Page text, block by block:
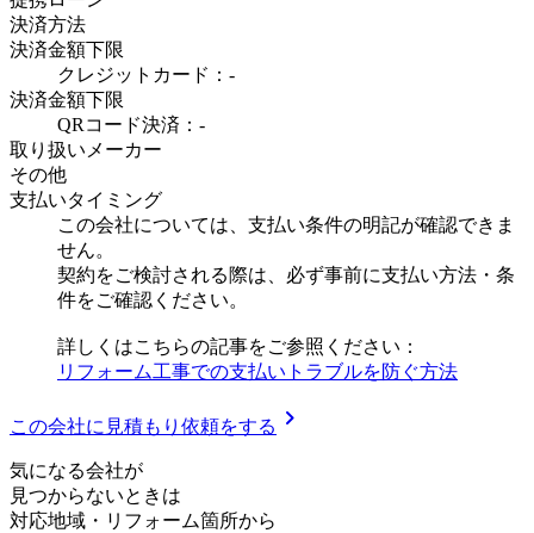
決済方法
決済金額下限
クレジットカード：-
決済金額下限
QRコード決済：-
取り扱いメーカー
その他
支払いタイミング
この会社については、支払い条件の明記が確認できま
せん。
契約をご検討される際は、必ず事前に支払い方法・条
件をご確認ください。
詳しくはこちらの記事をご参照ください：
リフォーム工事での支払いトラブルを防ぐ方法
この会社に見積もり依頼をする chevron_right
気になる会社が
見つからないときは
対応地域 ・ リフォーム箇所から